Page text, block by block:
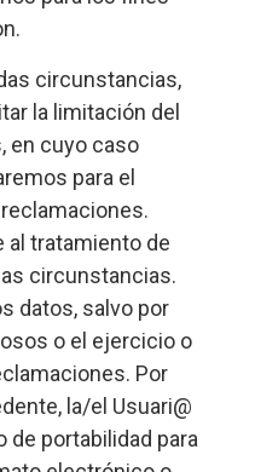
circunstancias,
la limitación del
en cuyo caso
para el
al tratamiento de
circunstancias.
datos, salvo por
o el ejercicio o
Por
la/el Usuari@
de portabilidad para